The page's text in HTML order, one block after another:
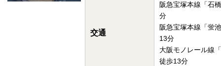
交通
阪急宝塚本線「石
分
阪急宝塚本線「蛍
13分
大阪モノレール線
徒歩13分